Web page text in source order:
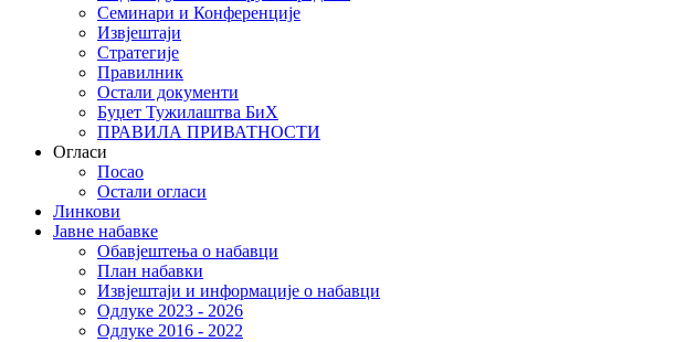
Семинари и Конференције
Извјештаји
Стратегије
Правилник
Остали документи
Буџет Тужилаштва БиХ
ПРАВИЛА ПРИВАТНОСТИ
Огласи
Посао
Остали огласи
Линкови
Јавне набавке
Обавјештења о набавци
План набавки
Извјештаји и информације о набавци
Одлуке 2023 - 2026
Одлуке 2016 - 2022